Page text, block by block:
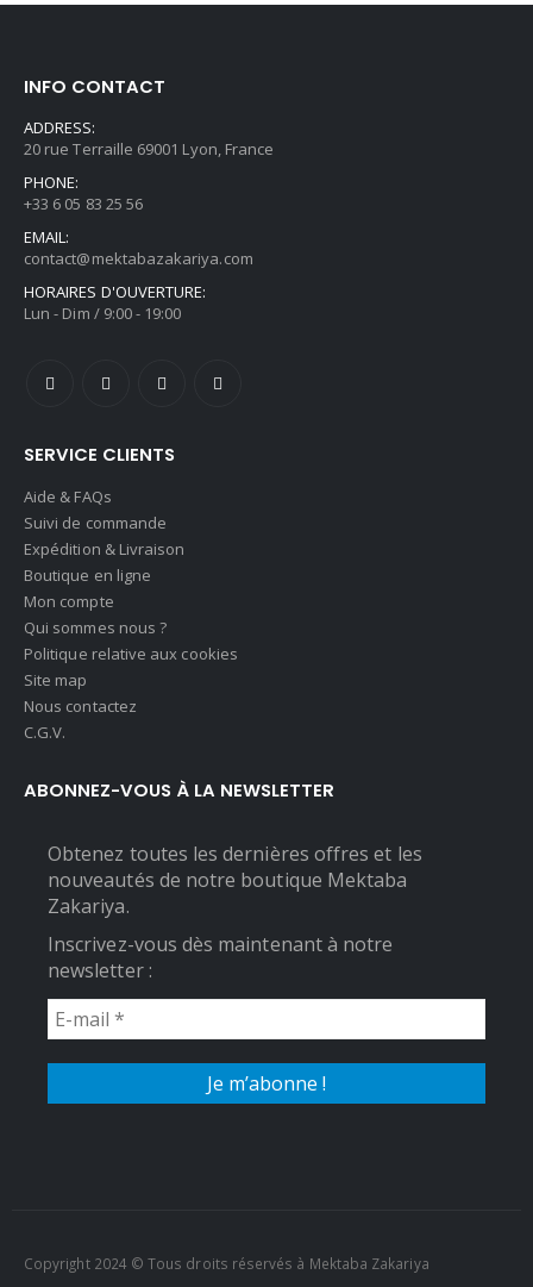
INFO CONTACT
ADDRESS:
20 rue Terraille 69001 Lyon, France
PHONE:
+33 6 05 83 25 56
EMAIL:
contact@mektabazakariya.com
HORAIRES D'OUVERTURE:
Lun - Dim / 9:00 - 19:00
SERVICE CLIENTS
Aide & FAQs
Suivi de commande
Expédition & Livraison
Boutique en ligne
Mon compte
Qui sommes nous ?
Politique relative aux cookies
Site map
Nous contactez
C.G.V.
ABONNEZ-VOUS À LA NEWSLETTER
Obtenez toutes les dernières offres et les
nouveautés de notre boutique Mektaba
Zakariya.
Inscrivez-vous dès maintenant à notre
newsletter :
Copyright 2024 © Tous droits réservés à Mektaba Zakariya